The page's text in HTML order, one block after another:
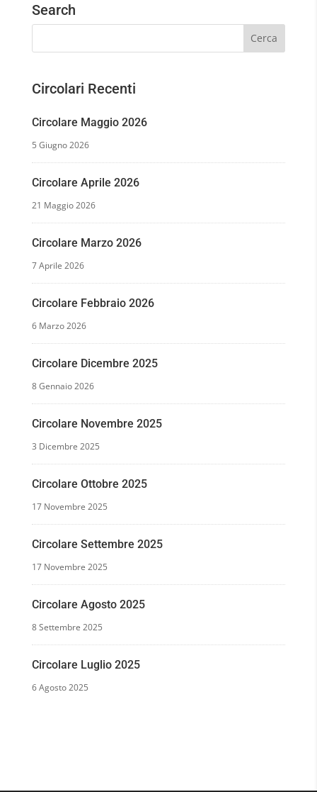
Search
Circolari Recenti
Circolare Maggio 2026
5 Giugno 2026
Circolare Aprile 2026
21 Maggio 2026
Circolare Marzo 2026
7 Aprile 2026
Circolare Febbraio 2026
6 Marzo 2026
Circolare Dicembre 2025
8 Gennaio 2026
Circolare Novembre 2025
3 Dicembre 2025
Circolare Ottobre 2025
17 Novembre 2025
Circolare Settembre 2025
17 Novembre 2025
Circolare Agosto 2025
8 Settembre 2025
Circolare Luglio 2025
6 Agosto 2025